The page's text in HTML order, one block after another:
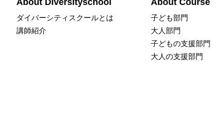
About Diversityschool
​ダイバーシティスクールとは
講師紹介
About Course
​子ども部門​
​大人部門​
子どもの​支援部門​
大人の​支援部門​